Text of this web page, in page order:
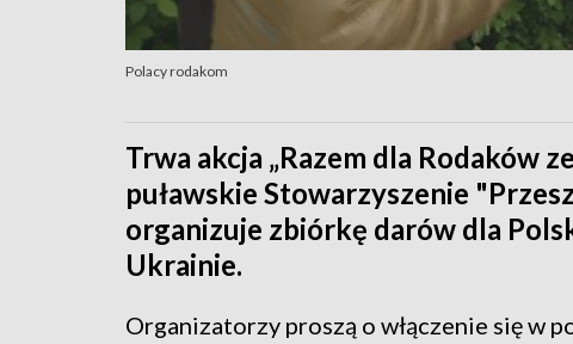
Polacy rodakom
Trwa akcja „Razem dla Rodaków
puławskie Stowarzyszenie
organizuje zbiórkę darów dla
Ukrainie.
Organizatorzy proszą o włączenie się w